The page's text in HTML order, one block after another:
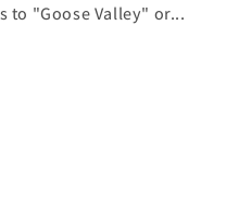
to "Goose Valley" or...